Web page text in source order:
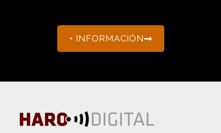
+ INFORMACIÓN